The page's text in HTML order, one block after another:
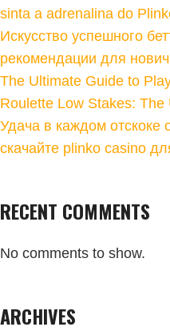
sinta a adrenalina do
Искусство успешного
рекомендации для
The Ultimate Guide to
Roulette Low Stakes:
Удача в каждом отскоке
скачайте plinko casino
RECENT COMMENTS
No comments to show.
ARCHIVES